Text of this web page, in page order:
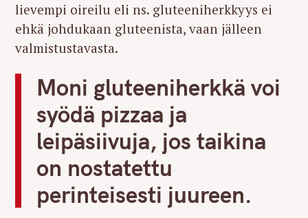
lievempi oireilu eli ns. gluteeniherkkyys ei
ehkä johdukaan gluteenista, vaan jälleen
valmistustavasta.
Moni gluteeniherkkä voi
syödä pizzaa ja
leipäsiivuja, jos taikina
on nostatettu
perinteisesti juureen.